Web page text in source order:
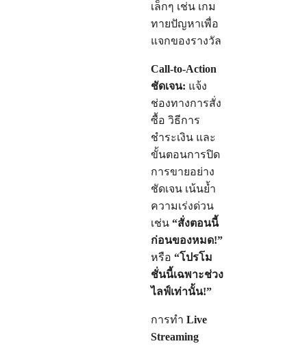
เล็กๆ เช่น เกม
ทายปัญหาเพื่อ
แจกของรางวัล
Call-to-Action
ชัดเจน: แจ้ง
ช่องทางการสั่ง
ซื้อ วิธีการ
ชำระเงิน และ
ขั้นตอนการปิด
การขายอย่าง
ชัดเจน เน้นย้ำ
ความเร่งด่วน
เช่น “สั่งตอนนี้
ก่อนของหมด!”
หรือ “โปรโม
ชั่นนี้เฉพาะช่วง
ไลฟ์เท่านั้น!”
การทำ Live
Streaming